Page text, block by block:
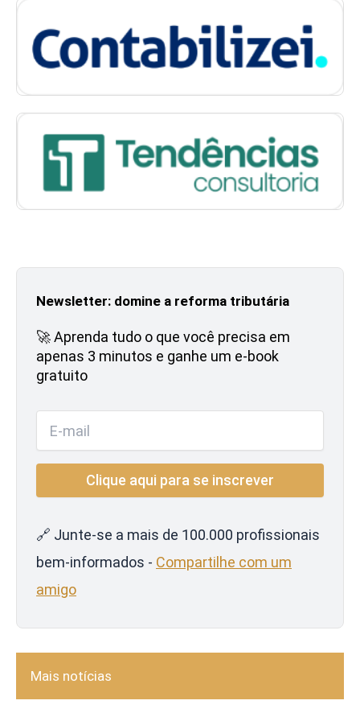
Newsletter: domine a reforma tributária
🚀 Aprenda tudo o que você precisa em
apenas 3 minutos e ganhe um e-book
gratuito
🔗 Junte-se a mais de 100.000 profissionais
bem-informados - Compartilhe com um
amigo
Mais notícias